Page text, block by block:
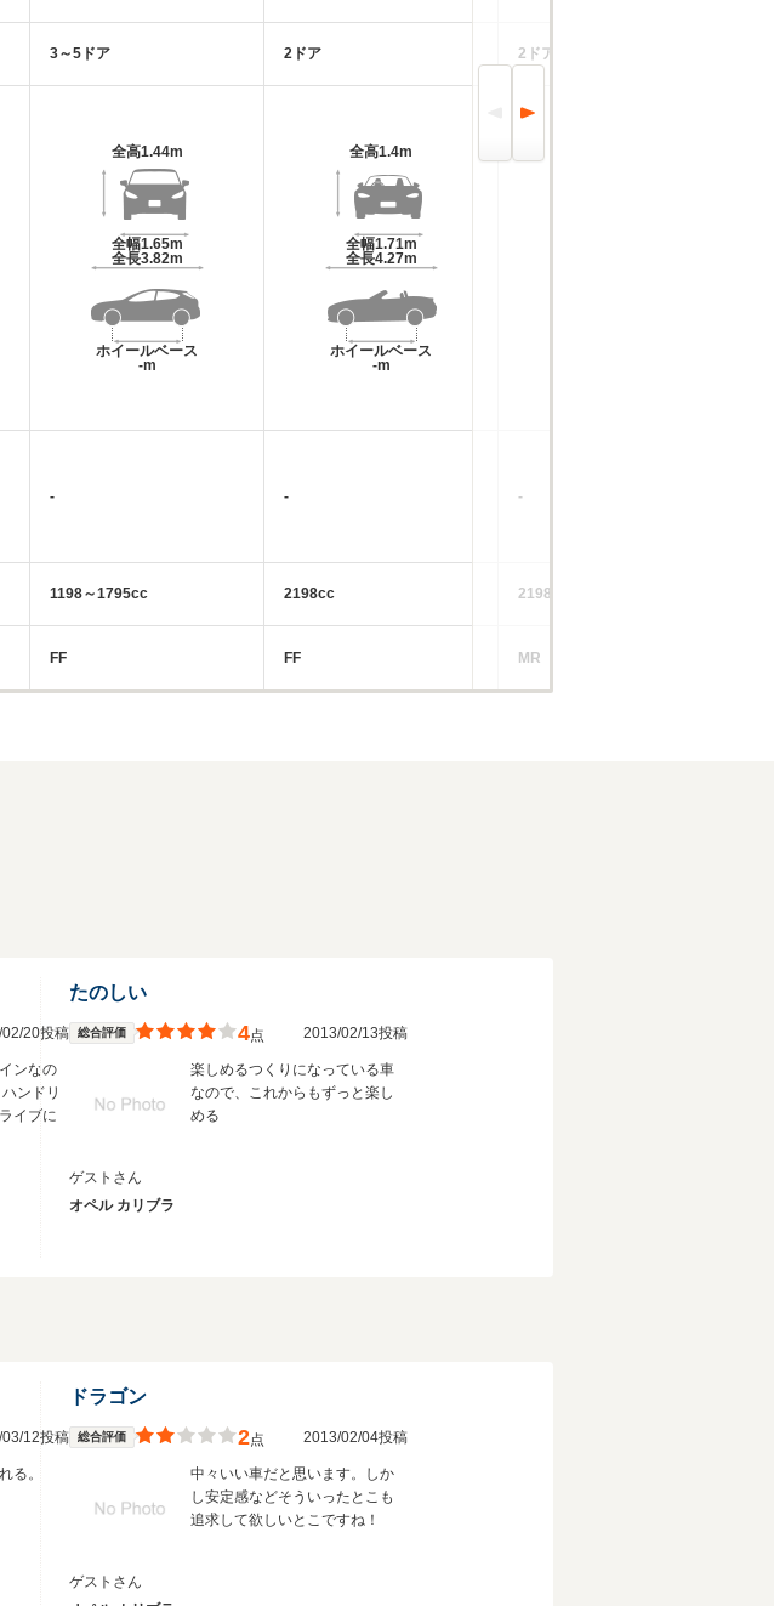
3～5ドア
全高1.44m
全幅1.65m
全長3.82m
ホイールベース
-m
-
1198～1795cc
FF
2ドア
全高1.4m
全幅1.71m
全長4.27m
ホイールベース
-m
-
2198cc
FF
2ドア
-
2198cc
MR
20投稿
ンなの
ンドリ
イブに
たのしい
総合評価 4点 2013/02/13投稿
楽しめるつくりになっている車
なので、これからもずっと楽し
める
ゲストさん
オペル カリブラ
12投稿
る。
ドラゴン
総合評価 2点 2013/02/04投稿
中々いい車だと思います。しか
し安定感などそういったとこも
追求して欲しいとこですね！
ゲストさん